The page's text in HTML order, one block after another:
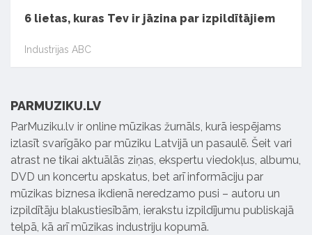
6 lietas, kuras Tev ir jāzina par izpildītājiem
Industrijas ABC
PARMUZIKU.LV
ParMuziku.lv ir online mūzikas žurnāls, kurā iespējams
izlasīt svarīgāko par mūziku Latvijā un pasaulē. Šeit vari
atrast ne tikai aktuālās ziņas, ekspertu viedokļus, albumu,
DVD un koncertu apskatus, bet arī informāciju par
mūzikas biznesa ikdienā neredzamo pusi – autoru un
izpildītāju blakustiesībām, ierakstu izpildījumu publiskajā
telpā, kā arī mūzikas industriju kopumā.